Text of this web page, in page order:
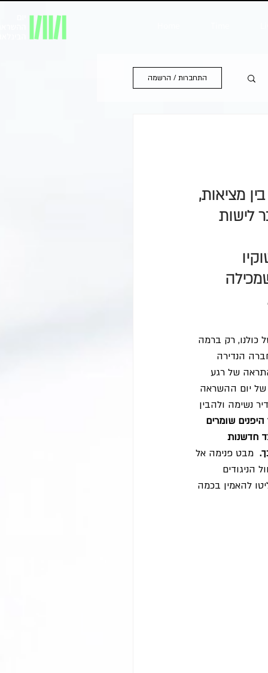
התחברות / הרשמה
מציאות,
לישות
כולנו, רק ברמה
הנדירה
של רגע
של יום ההשראה
להסדיר נשימה ולהבין
היפנים שומרים
חדשנות
  מבט פנימה אל
הניגודים
להאמין בכמה